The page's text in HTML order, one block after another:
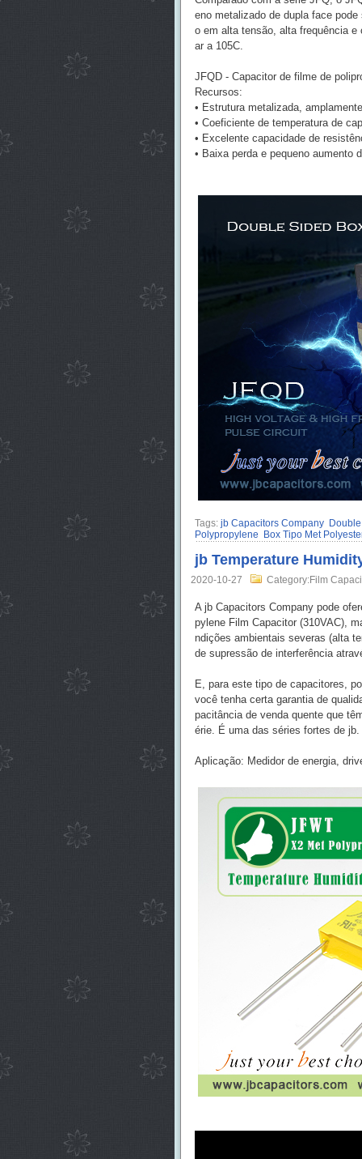
eno metalizado de dupla face
o em alta tensão, alta frequência e
ar a 105C.
JFQD - Capacitor de filme de
Recursos:
• Estrutura metalizada,
• Coeficiente de temperatura de
• Excelente capacidade de
• Baixa perda e pequeno aumento
Tags: jb Capacitors Company
Polypropylene
Box Tipo Met
jb Temperature
2020-10-27 Category:Film
A jb Capacitors Company pode
pylene Film Capacitor (310VAC),
ndições ambientais severas (alta
de supressão de interferência
E, para este tipo de capacitores,
você tenha certa garantia de
pacitância de venda quente que
érie. É uma das séries fortes de jb.
Aplicação: Medidor de energia,